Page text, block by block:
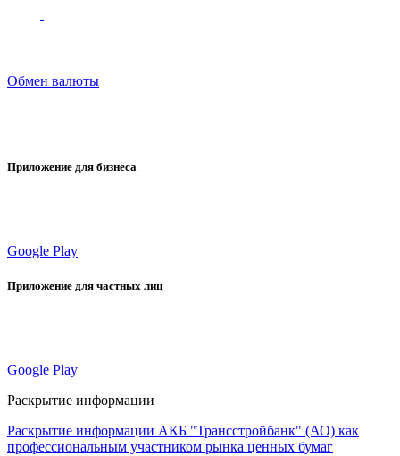
Обмен валюты
Приложение для бизнеса
Google Play
Приложение для частных лиц
Google Play
Раскрытие информации
Раскрытие информации АКБ "Трансстройбанк" (АО) как
профессиональным участником рынка ценных бумаг